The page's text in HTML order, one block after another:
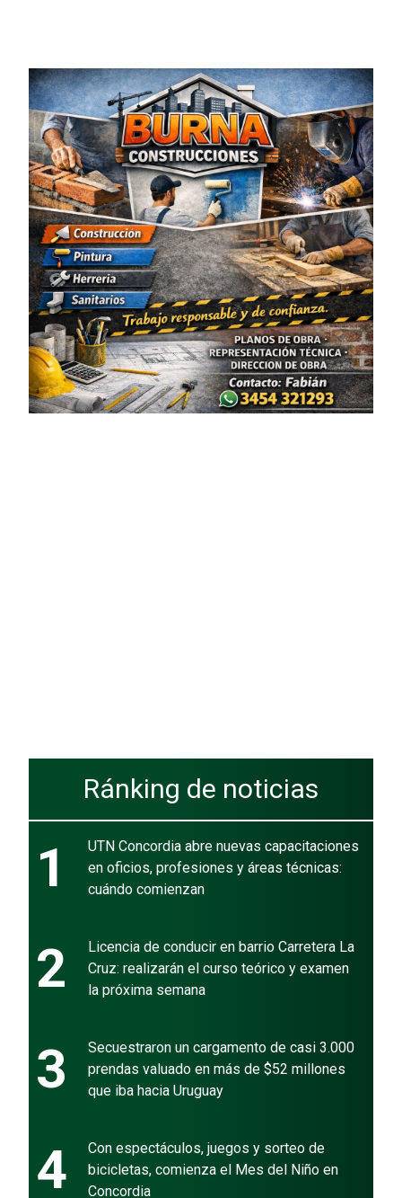
Ránking de noticias
1
UTN Concordia abre nuevas capacitaciones
en oficios, profesiones y áreas técnicas:
cuándo comienzan
2
Licencia de conducir en barrio Carretera La
Cruz: realizarán el curso teórico y examen
la próxima semana
3
Secuestraron un cargamento de casi 3.000
prendas valuado en más de $52 millones
que iba hacia Uruguay
4
Con espectáculos, juegos y sorteo de
bicicletas, comienza el Mes del Niño en
Concordia